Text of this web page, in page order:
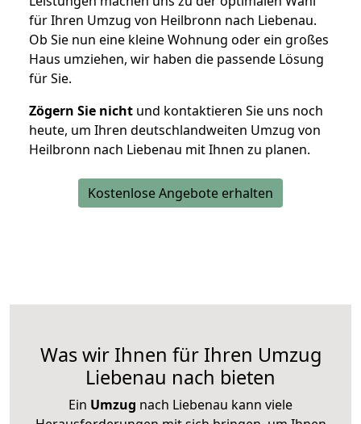
für Ihren Umzug von Heilbronn nach Liebenau.
Ob Sie nun eine kleine Wohnung oder ein großes
Haus umziehen, wir haben die passende Lösung
für Sie.
Zögern Sie nicht und kontaktieren Sie uns noch
heute, um Ihren deutschlandweiten Umzug von
Heilbronn nach Liebenau mit Ihnen zu planen.
Kostenlose Angebote erhalten
Was wir Ihnen für Ihren Umzug
Liebenau nach bieten
Ein Umzug nach Liebenau kann viele